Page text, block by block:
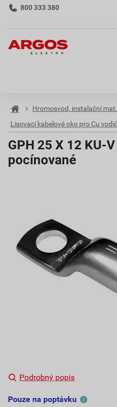
800 333 380
Hromosvod, instalační mat.
Lisovací kabelové oko pro Cu
GPH 25 X 12 KU-
pocínované
Podrobný popis
Pouze na poptávku